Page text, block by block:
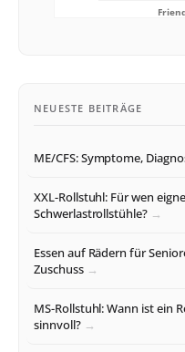
NEUESTE BEITRÄGE
ME/CFS: Symptome,
XXL-Rollstuhl: Für wen
Schwerlastrollstühle?
Essen auf Rädern für
Zuschuss
MS-Rollstuhl: Wann ist ein
sinnvoll?